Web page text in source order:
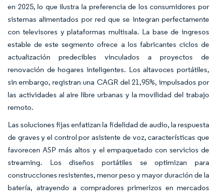
en 2025, lo que ilustra la preferencia de los consumidores por
sistemas alimentados por red que se integran perfectamente
con televisores y plataformas multisala. La base de ingresos
estable de este segmento ofrece a los fabricantes ciclos de
actualización predecibles vinculados a proyectos de
renovación de hogares inteligentes. Los altavoces portátiles,
sin embargo, registran una CAGR del 21,95%, impulsados por
las actividades al aire libre urbanas y la movilidad del trabajo
remoto.
Las soluciones fijas enfatizan la fidelidad de audio, la respuesta
de graves y el control por asistente de voz, características que
favorecen ASP más altos y el empaquetado con servicios de
streaming. Los diseños portátiles se optimizan para
construcciones resistentes, menor peso y mayor duración de la
batería, atrayendo a compradores primerizos en mercados